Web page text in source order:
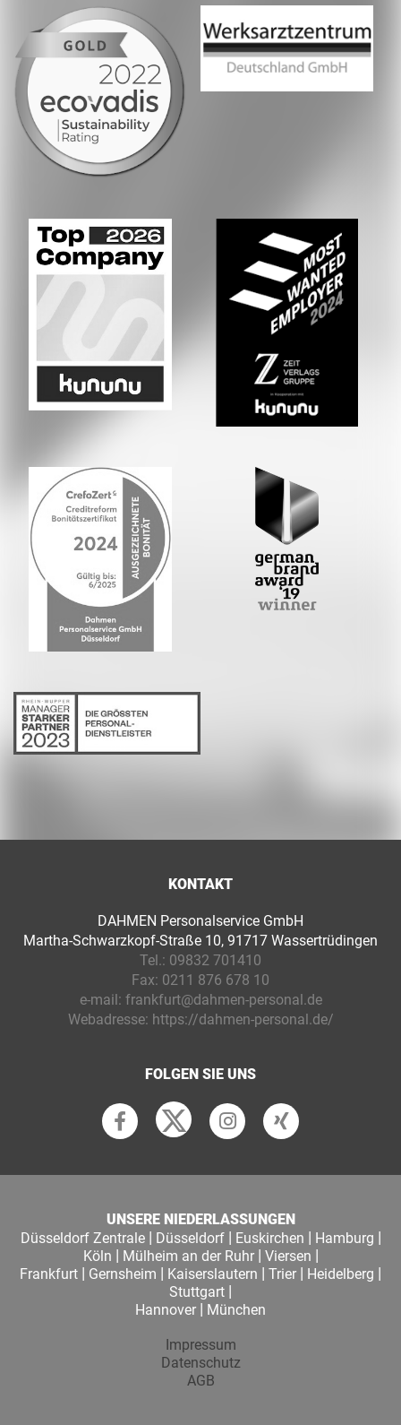
KONTAKT
DAHMEN Personalservice GmbH
Martha-Schwarzkopf-Straße 10, 91717 Wassertrüdingen
Tel.: 09832 701410
Fax: 0211 876 678 10
e-mail: frankfurt@dahmen-personal.de
Webadresse: https://dahmen-personal.de/
FOLGEN SIE UNS
UNSERE NIEDERLASSUNGEN
Düsseldorf Zentrale| Düsseldorf| Euskirchen | Hamburg |
Köln | Mülheim an der Ruhr| Viersen |
Frankfurt | Gernsheim | Kaiserslautern | Trier | Heidelberg |
Stuttgart |
Hannover | München
Impressum
Datenschutz
AGB